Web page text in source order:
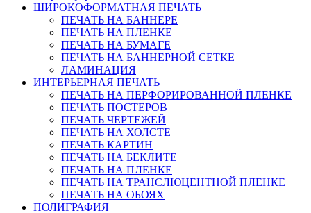
ШИРОКОФОРМАТНАЯ ПЕЧАТЬ
ПЕЧАТЬ НА БАННЕРЕ
ПЕЧАТЬ НА ПЛЕНКЕ
ПЕЧАТЬ НА БУМАГЕ
ПЕЧАТЬ НА БАННЕРНОЙ СЕТКЕ
ЛАМИНАЦИЯ
ИНТЕРЬЕРНАЯ ПЕЧАТЬ
ПЕЧАТЬ НА ПЕРФОРИРОВАННОЙ ПЛЕНКЕ
ПЕЧАТЬ ПОСТЕРОВ
ПЕЧАТЬ ЧЕРТЕЖЕЙ
ПЕЧАТЬ НА ХОЛСТЕ
ПЕЧАТЬ КАРТИН
ПЕЧАТЬ НА БЕКЛИТЕ
ПЕЧАТЬ НА ПЛЕНКЕ
ПЕЧАТЬ НА ТРАНСЛЮЦЕНТНОЙ ПЛЕНКЕ
ПЕЧАТЬ НА ОБОЯХ
ПОЛИГРАФИЯ